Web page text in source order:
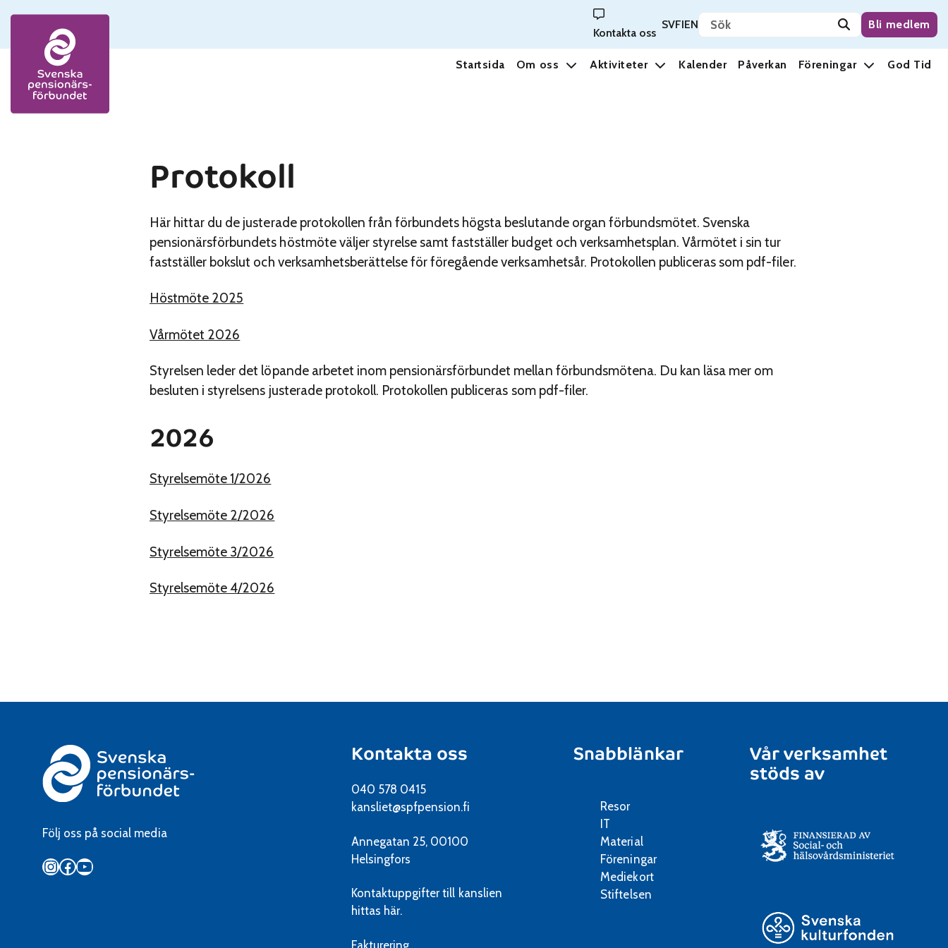
Skip to content
Kontakta oss
Svenska
SVSuomi
FIEnglish
ENSök på sidan Bli medlem
Startsida Om oss Aktiviteter Kalender Påverkan Föreningar God Tid
Protokoll
Här hittar du de justerade protokollen från förbundets högsta beslutande organ förbundsmötet. Svenska
pensionärsförbundets höstmöte väljer styrelse samt fastställer budget och verksamhetsplan. Vårmötet i sin tur
fastställer bokslut och verksamhetsberättelse för föregående verksamhetsår. Protokollen publiceras som pdf-filer.
Höstmöte 2025
Vårmötet 2026
Styrelsen leder det löpande arbetet inom pensionärsförbundet mellan förbundsmötena. Du kan läsa mer om
besluten i styrelsens justerade protokoll. Protokollen publiceras som pdf-filer.
2026
Styrelsemöte 1/2026
Styrelsemöte 2/2026
Styrelsemöte 3/2026
Styrelsemöte 4/2026
Följ oss på social media
Instagram
Facebook
YouTube
Kontakta oss
040 578 0415
kansliet@spfpension.fi
Annegatan 25, 00100
Helsingfors
Kontaktuppgifter till kanslien
hittas här.
Fakturering
Snabblänkar
Resor
IT
Material
Föreningar
Mediekort
Stiftelsen
Vår verksamhet
stöds av